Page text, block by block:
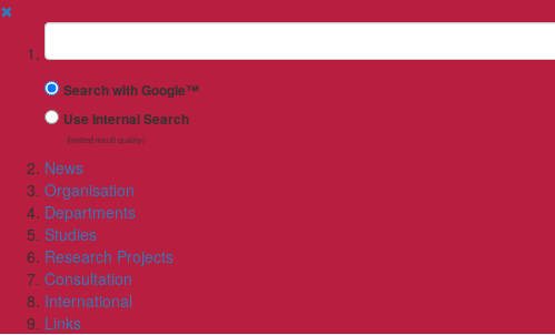
✖
Suchbegriff
Search with Google™
Use Internal Search
(limited result quality)
News
Organisation
Departments
Studies
Research Projects
Consultation
International
Links